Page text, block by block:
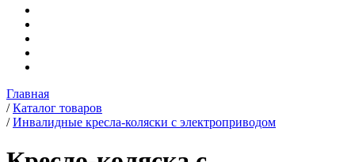
Главная
/ Каталог товаров
/ Инвалидные кресла-коляски с электроприводом